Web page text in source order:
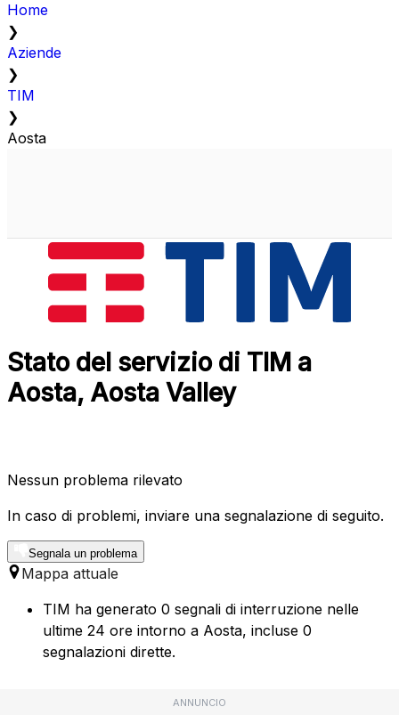
Home
❯
Aziende
❯
TIM
❯
Aosta
Stato del servizio di TIM a
Aosta, Aosta Valley
Nessun problema rilevato
In caso di problemi, inviare una segnalazione di seguito.
Segnala un problema
Mappa attuale
TIM ha generato 0 segnali di interruzione nelle
ultime 24 ore intorno a Aosta, incluse 0
segnalazioni dirette.
ANNUNCIO